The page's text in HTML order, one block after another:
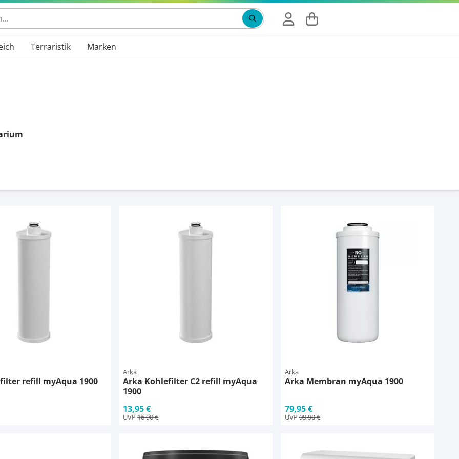
Terraristik Marken
refill myAqua 1900
Arka
Arka Kohlefilter C2 refill myAqua
1900
13,95 €
UVP 16,90 €
Arka
Arka Membran myAqua 1900
79,95 €
UVP 99,90 €